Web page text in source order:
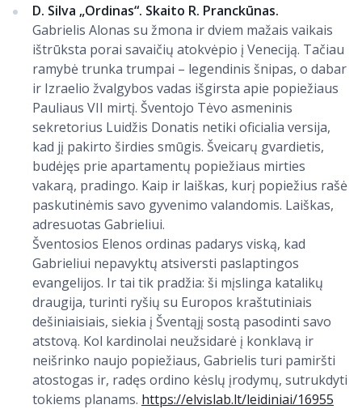
D. Silva „Ordinas“. Skaito R. Pranckūnas.
Gabrielis Alonas su žmona ir dviem mažais vaikais
ištrūksta porai savaičių atokvėpio į Veneciją. Tačiau
ramybė trunka trumpai – legendinis šnipas, o dabar
ir Izraelio žvalgybos vadas išgirsta apie popiežiaus
Pauliaus VII mirtį. Šventojo Tėvo asmeninis
sekretorius Luidžis Donatis netiki oficialia versija,
kad jį pakirto širdies smūgis. Šveicarų gvardietis,
budėjęs prie apartamentų popiežiaus mirties
vakarą, pradingo. Kaip ir laiškas, kurį popiežius rašė
paskutinėmis savo gyvenimo valandomis. Laiškas,
adresuotas Gabrieliui.
Šventosios Elenos ordinas padarys viską, kad
Gabrieliui nepavyktų atsiversti paslaptingos
evangelijos. Ir tai tik pradžia: ši mįslinga katalikų
draugija, turinti ryšių su Europos kraštutiniais
dešiniaisiais, siekia į Šventąjį sostą pasodinti savo
atstovą. Kol kardinolai neužsidarė į konklavą ir
neišrinko naujo popiežiaus, Gabrielis turi pamiršti
atostogas ir, radęs ordino kėslų įrodymų, sutrukdyti
tokiems planams. https://elvislab.lt/leidiniai/16955